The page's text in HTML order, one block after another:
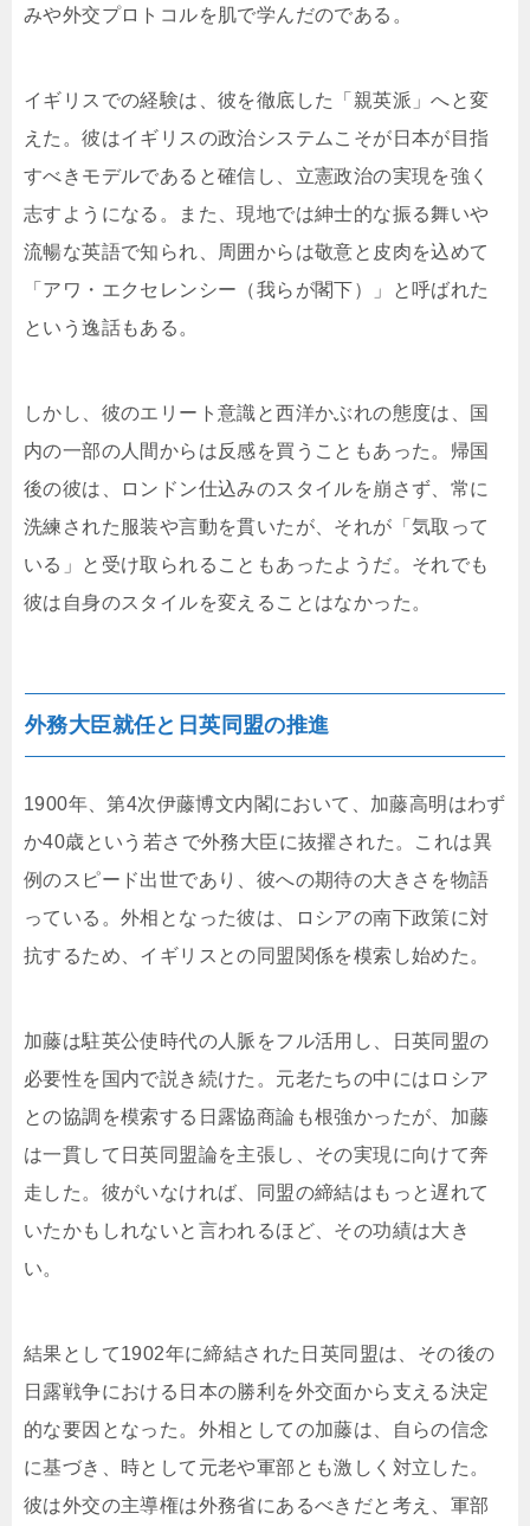
みや外交プロトコルを肌で学んだのである。
イギリスでの経験は、彼を徹底した「親英派」へと変
えた。彼はイギリスの政治システムこそが日本が目指
すべきモデルであると確信し、立憲政治の実現を強く
志すようになる。また、現地では紳士的な振る舞いや
流暢な英語で知られ、周囲からは敬意と皮肉を込めて
「アワ・エクセレンシー（我らが閣下）」と呼ばれた
という逸話もある。
しかし、彼のエリート意識と西洋かぶれの態度は、国
内の一部の人間からは反感を買うこともあった。帰国
後の彼は、ロンドン仕込みのスタイルを崩さず、常に
洗練された服装や言動を貫いたが、それが「気取って
いる」と受け取られることもあったようだ。それでも
彼は自身のスタイルを変えることはなかった。
外務大臣就任と日英同盟の推進
1900年、第4次伊藤博文内閣において、加藤高明はわず
か40歳という若さで外務大臣に抜擢された。これは異
例のスピード出世であり、彼への期待の大きさを物語
っている。外相となった彼は、ロシアの南下政策に対
抗するため、イギリスとの同盟関係を模索し始めた。
加藤は駐英公使時代の人脈をフル活用し、日英同盟の
必要性を国内で説き続けた。元老たちの中にはロシア
との協調を模索する日露協商論も根強かったが、加藤
は一貫して日英同盟論を主張し、その実現に向けて奔
走した。彼がいなければ、同盟の締結はもっと遅れて
いたかもしれないと言われるほど、その功績は大き
い。
結果として1902年に締結された日英同盟は、その後の
日露戦争における日本の勝利を外交面から支える決定
的な要因となった。外相としての加藤は、自らの信念
に基づき、時として元老や軍部とも激しく対立した。
彼は外交の主導権は外務省にあるべきだと考え、軍部